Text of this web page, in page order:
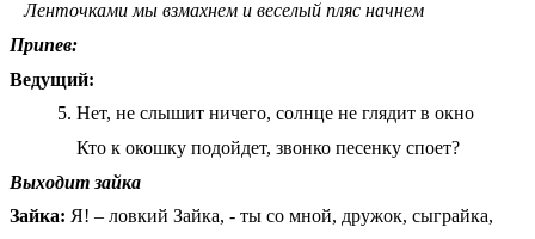
Ленточками мы взмахнем и веселый пляс начнем
Припев:
Ведущий:
5. Нет, не слышит ничего, солнце не глядит в окно
Кто к окошку подойдет, звонко песенку споет?
Выходит зайка
Зайка: Я! – ловкий Зайка, - ты со мной, дружок, сыграйка,